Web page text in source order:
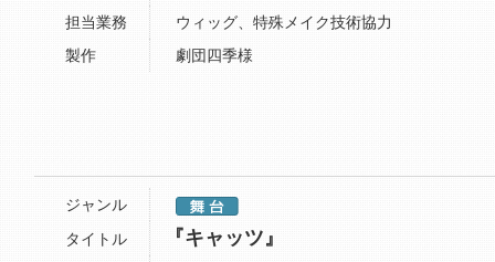
担当業務
ウィッグ、特殊メイク技術協力
製作
劇団四季様
ジャンル
タイトル
『キャッツ』